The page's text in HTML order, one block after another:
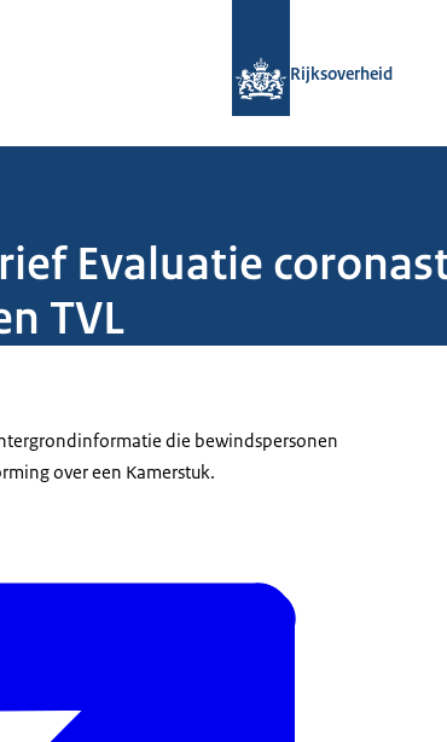
Rijksoverheid
Evaluatie
TVL
die bewindspersonen
over een Kamerstuk.